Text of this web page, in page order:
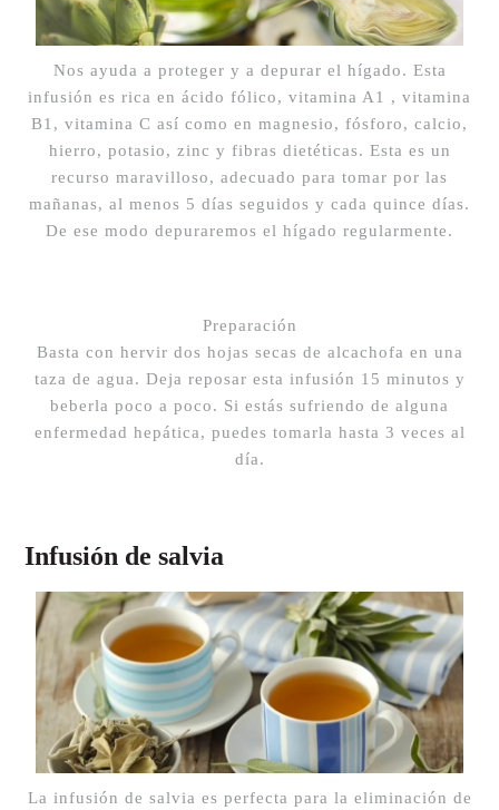
Nos ayuda a proteger y a depurar el hígado. Esta
infusión es rica en ácido fólico, vitamina A1 , vitamina
B1, vitamina C así como en magnesio, fósforo, calcio,
hierro, potasio, zinc y fibras dietéticas. Esta es un
recurso maravilloso, adecuado para tomar por las
mañanas, al menos 5 días seguidos y cada quince días.
De ese modo depuraremos el hígado regularmente.
Preparación
Basta con hervir dos hojas secas de alcachofa en una
taza de agua. Deja reposar esta infusión 15 minutos y
beberla poco a poco. Si estás sufriendo de alguna
enfermedad hepática, puedes tomarla hasta 3 veces al
día.
Infusión de salvia
La infusión de salvia es perfecta para la eliminación de